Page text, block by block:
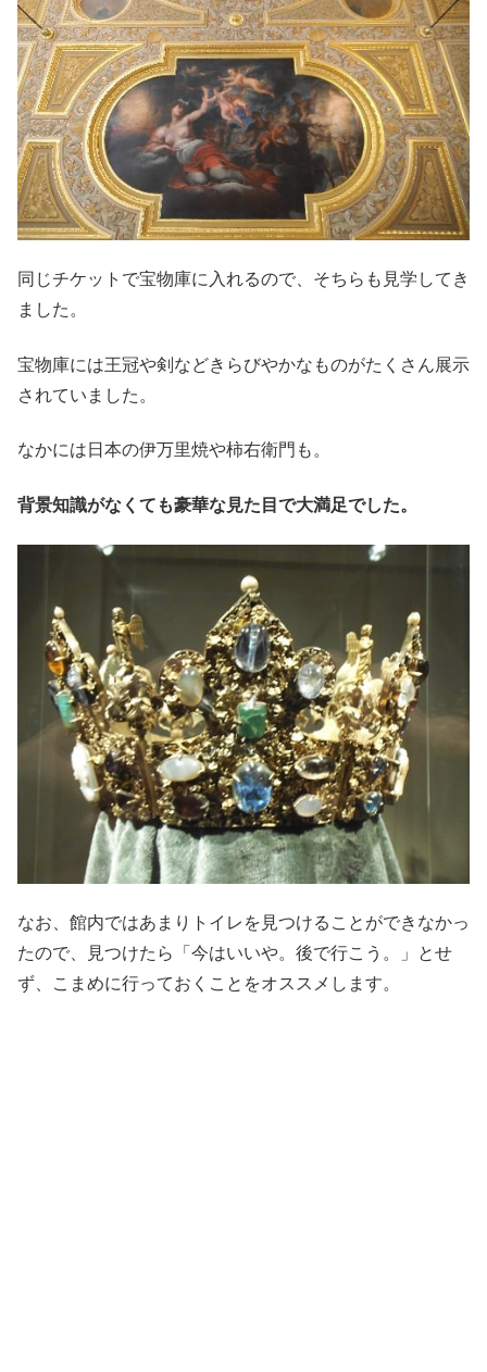
同じチケットで宝物庫に入れるので、そちらも見学してき
ました。
宝物庫には王冠や剣などきらびやかなものがたくさん展示
されていました。
なかには日本の伊万里焼や柿右衛門も。
背景知識がなくても豪華な見た目で大満足でした。
なお、館内ではあまりトイレを見つけることができなかっ
たので、見つけたら「今はいいや。後で行こう。」とせ
ず、こまめに行っておくことをオススメします。